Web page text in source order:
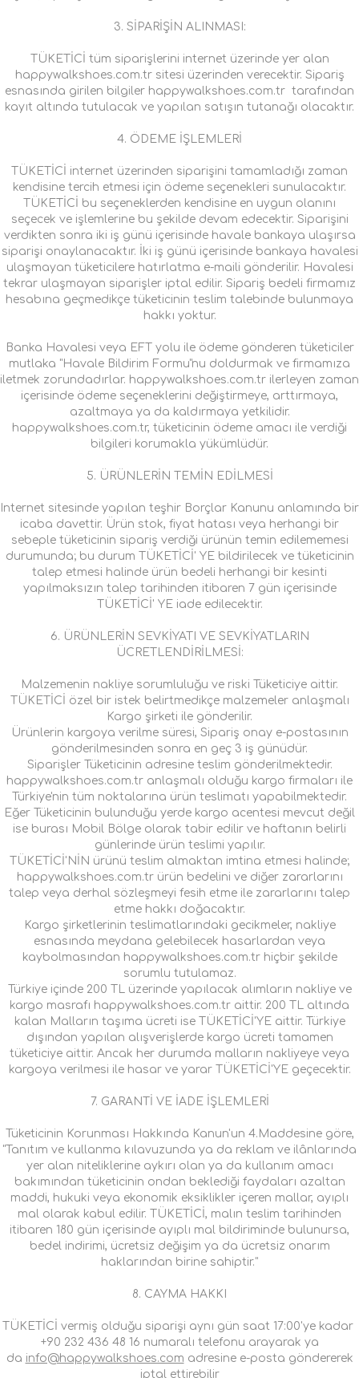
3. SİPARİŞİN ALINMASI:
TÜKETİCİ tüm siparişlerini internet üzerinde yer alan
happywalkshoes.com.tr sitesi üzerinden verecektir. Sipariş
esnasında girilen bilgiler happywalkshoes.com.tr tarafından
kayıt altında tutulacak ve yapılan satışın tutanağı olacaktır.
4. ÖDEME İŞLEMLERİ
TÜKETİCİ internet üzerinden siparişini tamamladığı zaman
kendisine tercih etmesi için ödeme seçenekleri sunulacaktır.
TÜKETİCİ bu seçeneklerden kendisine en uygun olanını
seçecek ve işlemlerine bu şekilde devam edecektir. Siparişini
verdikten sonra iki iş günü içerisinde havale bankaya ulaşırsa
siparişi onaylanacaktır. İki iş günü içerisinde bankaya havalesi
ulaşmayan tüketicilere hatırlatma e-maili gönderilir. Havalesi
tekrar ulaşmayan siparişler iptal edilir. Sipariş bedeli firmamız
hesabına geçmedikçe tüketicinin teslim talebinde bulunmaya
hakkı yoktur.
Banka Havalesi veya EFT yolu ile ödeme gönderen tüketiciler
mutlaka "Havale Bildirim Formu"nu doldurmak ve firmamıza
iletmek zorundadırlar. happywalkshoes.com.tr ilerleyen zaman
içerisinde ödeme seçeneklerini değiştirmeye, arttırmaya,
azaltmaya ya da kaldırmaya yetkilidir.
happywalkshoes.com.tr, tüketicinin ödeme amacı ile verdiği
bilgileri korumakla yükümlüdür.
5. ÜRÜNLERİN TEMİN EDİLMESİ
Internet sitesinde yapılan teşhir Borçlar Kanunu anlamında bir
icaba davettir. Ürün stok, fiyat hatası veya herhangi bir
sebeple tüketicinin sipariş verdiği ürünün temin edilememesi
durumunda; bu durum TÜKETİCİ' YE bildirilecek ve tüketicinin
talep etmesi halinde ürün bedeli herhangi bir kesinti
yapılmaksızın talep tarihinden itibaren 7 gün içerisinde
TÜKETİCİ' YE iade edilecektir.
6. ÜRÜNLERİN SEVKİYATI VE SEVKİYATLARIN
ÜCRETLENDİRİLMESİ:
Malzemenin nakliye sorumluluğu ve riski Tüketiciye aittir.
TÜKETİCİ özel bir istek belirtmedikçe malzemeler anlaşmalı
Kargo şirketi ile gönderilir.
Ürünlerin kargoya verilme süresi, Sipariş onay e-postasının
gönderilmesinden sonra en geç 3 iş günüdür.
Siparişler Tüketicinin adresine teslim gönderilmektedir.
happywalkshoes.com.tr anlaşmalı olduğu kargo firmaları ile
Türkiye'nin tüm noktalarına ürün teslimatı yapabilmektedir.
Eğer Tüketicinin bulunduğu yerde kargo acentesi mevcut değil
ise burası Mobil Bölge olarak tabir edilir ve haftanın belirli
günlerinde ürün teslimi yapılır.
TÜKETİCİ'NİN ürünü teslim almaktan imtina etmesi halinde;
happywalkshoes.com.tr ürün bedelini ve diğer zararlarını
talep veya derhal sözleşmeyi fesih etme ile zararlarını talep
etme hakkı doğacaktır.
Kargo şirketlerinin teslimatlarındaki gecikmeler, nakliye
esnasında meydana gelebilecek hasarlardan veya
kaybolmasından happywalkshoes.com.tr hiçbir şekilde
sorumlu tutulamaz.
Türkiye içinde 200 TL üzerinde yapılacak alımların nakliye ve
kargo masrafı happywalkshoes.com.tr aittir. 200 TL altında
kalan Malların taşıma ücreti ise TÜKETİCİ'YE aittir. Türkiye
dışından yapılan alışverişlerde kargo ücreti tamamen
tüketiciye aittir. Ancak her durumda malların nakliyeye veya
kargoya verilmesi ile hasar ve yarar TÜKETİCİ'YE geçecektir.
7. GARANTİ VE İADE İŞLEMLERİ
Tüketicinin Korunması Hakkında Kanun'un 4.Maddesine göre,
"Tanıtım ve kullanma kılavuzunda ya da reklam ve ilânlarında
yer alan niteliklerine aykırı olan ya da kullanım amacı
bakımından tüketicinin ondan beklediği faydaları azaltan
maddi, hukuki veya ekonomik eksiklikler içeren mallar, ayıplı
mal olarak kabul edilir. TÜKETİCİ, malın teslim tarihinden
itibaren 180 gün içerisinde ayıplı mal bildiriminde bulunursa,
bedel indirimi, ücretsiz değişim ya da ücretsiz onarım
haklarından birine sahiptir."
8. CAYMA HAKKI
TÜKETİCİ vermiş olduğu siparişi aynı gün saat 17:00'ye kadar
+90 232 436 48 16 numaralı telefonu arayarak ya
da info@happywalkshoes.com adresine e-posta göndererek
iptal ettirebilir